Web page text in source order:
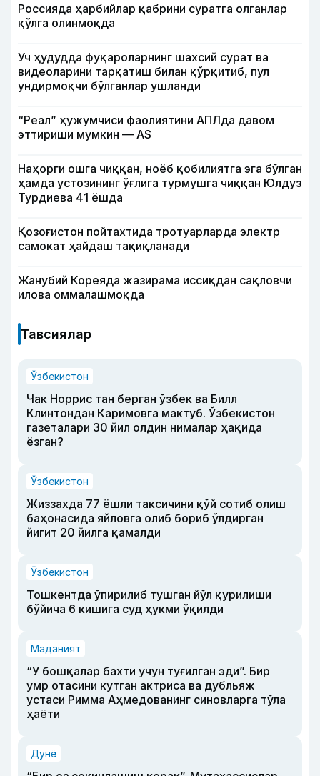
Россияда ҳарбийлар қабрини суратга олганлар
қўлга олинмоқда
Уч ҳудудда фуқароларнинг шахсий сурат ва
видеоларини тарқатиш билан қўрқитиб, пул
ундирмоқчи бўлганлар ушланди
“Реал” ҳужумчиси фаолиятини АПЛда давом
эттириши мумкин — АS
Наҳорги ошга чиққан, ноёб қобилиятга эга бўлган
ҳамда устозининг ўғлига турмушга чиққан Юлдуз
Турдиева 41 ёшда
Қозоғистон пойтахтида тротуарларда электр
самокат ҳайдаш тақиқланади
Жанубий Кореяда жазирама иссиқдан сақловчи
илова оммалашмоқда
Тавсиялар
Ўзбекистон
Чак Норрис тан берган ўзбек ва Билл
Клинтондан Каримовга мактуб. Ўзбекистон
газеталари 30 йил олдин нималар ҳақида
ёзган?
Ўзбекистон
Жиззахда 77 ёшли таксичини қўй сотиб олиш
баҳонасида яйловга олиб бориб ўлдирган
йигит 20 йилга қамалди
Ўзбекистон
Тошкентда ўпирилиб тушган йўл қурилиши
бўйича 6 кишига суд ҳукми ўқилди
Маданият
“У бошқалар бахти учун туғилган эди”. Бир
умр отасини кутган актриса ва дубльяж
устаси Римма Аҳмедованинг синовларга тўла
ҳаёти
Дунё